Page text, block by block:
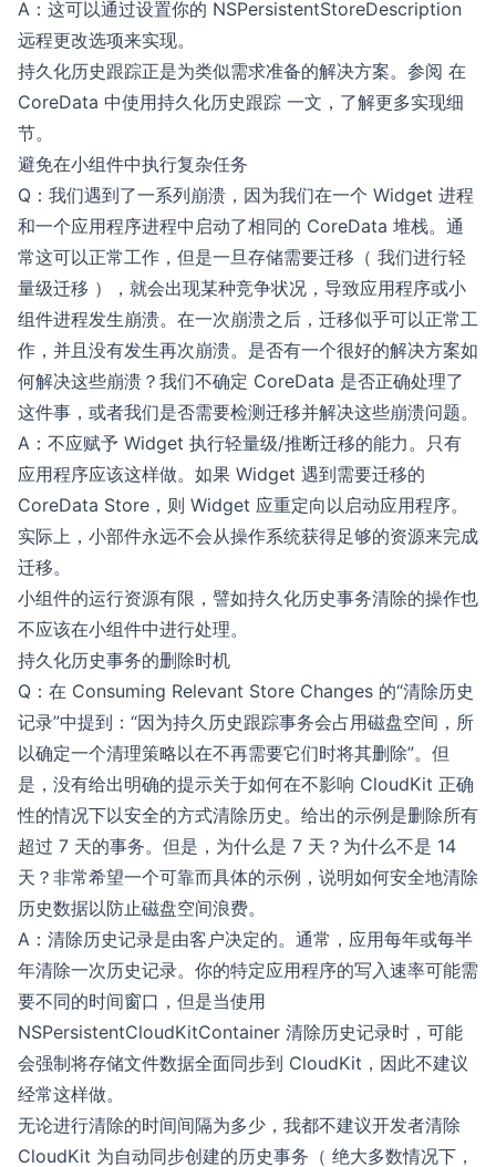
A：这可以通过设置你的 NSPersistentStoreDescription
远程更改选项来实现。
持久化历史跟踪正是为类似需求准备的解决方案。参阅 在
CoreData 中使用持久化历史跟踪 一文，了解更多实现细
节。
避免在小组件中执行复杂任务
Q：我们遇到了一系列崩溃，因为我们在一个 Widget 进程
和一个应用程序进程中启动了相同的 CoreData 堆栈。通
常这可以正常工作，但是一旦存储需要迁移（ 我们进行轻
量级迁移 ），就会出现某种竞争状况，导致应用程序或小
组件进程发生崩溃。在一次崩溃之后，迁移似乎可以正常工
作，并且没有发生再次崩溃。是否有一个很好的解决方案如
何解决这些崩溃？我们不确定 CoreData 是否正确处理了
这件事，或者我们是否需要检测迁移并解决这些崩溃问题。
A：不应赋予 Widget 执行轻量级/推断迁移的能力。只有
应用程序应该这样做。如果 Widget 遇到需要迁移的
CoreData Store，则 Widget 应重定向以启动应用程序。
实际上，小部件永远不会从操作系统获得足够的资源来完成
迁移。
小组件的运行资源有限，譬如持久化历史事务清除的操作也
不应该在小组件中进行处理。
持久化历史事务的删除时机
Q：在 Consuming Relevant Store Changes 的“清除历史
记录”中提到：“因为持久历史跟踪事务会占用磁盘空间，所
以确定一个清理策略以在不再需要它们时将其删除”。但
是，没有给出明确的提示关于如何在不影响 CloudKit 正确
性的情况下以安全的方式清除历史。给出的示例是删除所有
超过 7 天的事务。但是，为什么是 7 天？为什么不是 14
天？非常希望一个可靠而具体的示例，说明如何安全地清除
历史数据以防止磁盘空间浪费。
A：清除历史记录是由客户决定的。通常，应用每年或每半
年清除一次历史记录。你的特定应用程序的写入速率可能需
要不同的时间窗口，但是当使用
NSPersistentCloudKitContainer 清除历史记录时，可能
会强制将存储文件数据全面同步到 CloudKit，因此不建议
经常这样做。
无论进行清除的时间间隔为多少，我都不建议开发者清除
CloudKit 为自动同步创建的历史事务（ 绝大多数情况下，